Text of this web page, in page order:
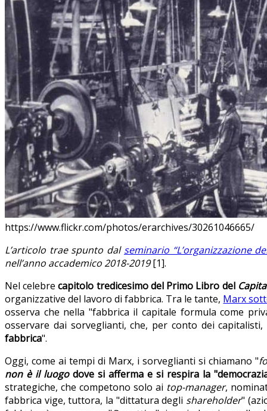
https://www.flickr.com/photos/erarchives/30261046665/
L’articolo trae spunto dal seminario “L’organizzazione
nell’anno accademico 2018-2019[1].
Nel celebrecapitolo tredicesimo del Primo Libro del
organizzative del lavoro di fabbrica. Tra le tante, Marx
osserva che nella "fabbrica il capitale formula come
osservare dai sorveglianti, che, per conto dei
fabbrica".
Oggi, come ai tempi di Marx, i sorveglianti si chiamano "
non è il luogodove si afferma e si respira la
strategiche, che competono solo ai top-manager,
fabbrica vige, tuttora, la "dittatura degli shareholder"